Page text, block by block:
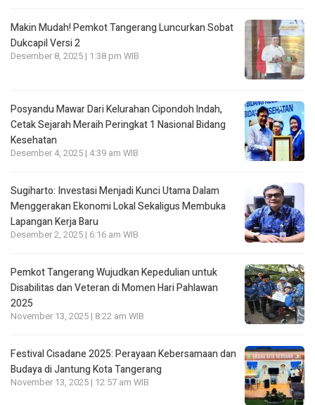
Makin Mudah! Pemkot Tangerang Luncurkan Sobat
Dukcapil Versi 2
Desember 8, 2025 | 1:38 pm WIB
Posyandu Mawar Dari Kelurahan Cipondoh lndah,
Cetak Sejarah Meraih Peringkat 1 Nasional Bidang
Kesehatan
Desember 4, 2025 | 4:39 am WIB
Sugiharto: Investasi Menjadi Kunci Utama Dalam
Menggerakan Ekonomi Lokal Sekaligus Membuka
Lapangan Kerja Baru
Desember 2, 2025 | 6:16 am WIB
Pemkot Tangerang Wujudkan Kepedulian untuk
Disabilitas dan Veteran di Momen Hari Pahlawan
2025
November 13, 2025 | 8:22 am WIB
Festival Cisadane 2025: Perayaan Kebersamaan dan
Budaya di Jantung Kota Tangerang
November 13, 2025 | 12:57 am WIB